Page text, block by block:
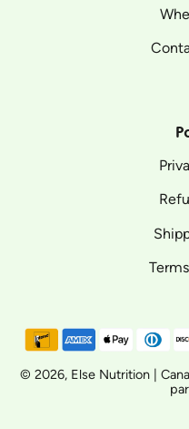
Moyens
de
© 2026, Else Nutrition |